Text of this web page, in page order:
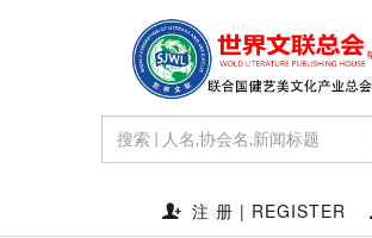
注 册 | REGISTER